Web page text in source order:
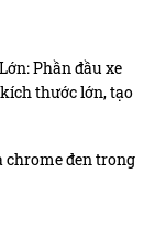
Phần đầu xe
thước lớn, tạo
chrome đen trong